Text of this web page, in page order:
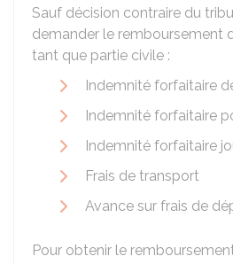
Sauf décision contraire du
demander le remboursement
tant que partie civile :
Indemnité forfaitaire
Indemnité forfaitaire
Indemnité forfaitaire
Frais de transport
Avance sur frais de
Pour obtenir le